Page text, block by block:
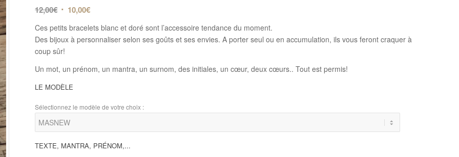
12,00€ Le
initial
était :
10,00€Le
actuel
est :
Ces petits bracelets blanc et doré sont l’accessoire tendance du moment.
Des bijoux à personnaliser selon ses goûts et ses envies. A porter seul ou en accumulation, ils vous feront craquer à
coup sûr!
Un mot, un prénom, un mantra, un surnom, des initiales, un cœur, deux cœurs.. Tout est permis!
LE MODÈLE
Sélectionnez le modèle de votre choix :
TEXTE, MANTRA, PRÉNOM,...